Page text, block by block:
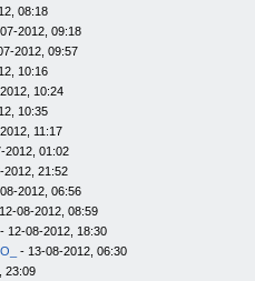
08:18
2012, 09:18
2012, 09:57
10:16
10:24
10:35
11:17
2012, 01:02
2012, 21:52
2012, 06:56
08-2012, 08:59
- 12-08-2012, 18:30
- 13-08-2012, 06:30
23:09